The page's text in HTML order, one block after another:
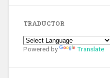
TRADUCTOR
Powered by Translate